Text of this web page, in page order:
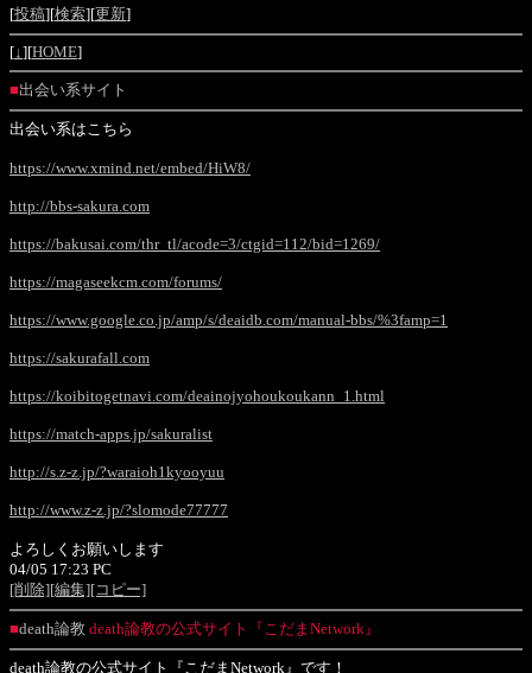
[投稿][検索][更新]
[↓][HOME]
■出会い系サイト
出会い系はこちら
https://www.xmind.net/embed/HiW8/
http://bbs-sakura.com
https://bakusai.com/thr_tl/acode=3/ctgid=112/bid=1269/
https://magaseekcm.com/forums/
https://www.google.co.jp/amp/s/deaidb.com/manual-bbs/%3famp=1
https://sakurafall.com
https://koibitogetnavi.com/deainojyohoukoukann_1.html
https://match-apps.jp/sakuralist
http://s.z-z.jp/?waraioh1kyooyuu
http://www.z-z.jp/?slomode77777
よろしくお願いします
04/05 17:23 PC
[削除][編集][コピー]
■death論教 death論教の公式サイト『こだまNetwork』
death論教の公式サイト『こだまNetwork』です！